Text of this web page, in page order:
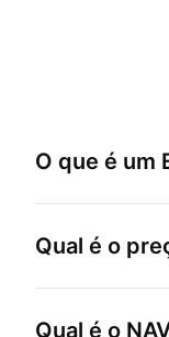
O que é um
Qual é o
Qual é o